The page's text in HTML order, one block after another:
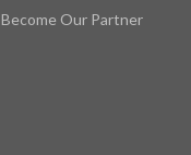
Become Our Partner